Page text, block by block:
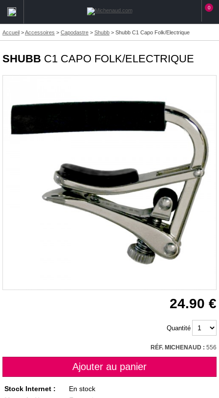
0
Accueil >Accessoires > Capodastre > Shubb > Shubb C1 Capo Folk/Electrique
SHUBB C1 CAPO FOLK/ELECTRIQUE
24.90
Quantité
RÉF. MICHENAUD : 556
Stock Internet :
En stock